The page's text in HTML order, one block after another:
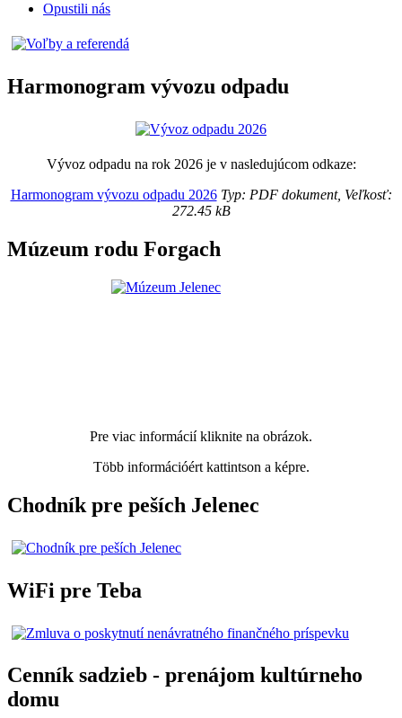
Opustili nás
Harmonogram vývozu odpadu
Vývoz odpadu na rok 2026 je v nasledujúcom odkaze:
Harmonogram vývozu odpadu 2026Typ: PDF dokument, Veľkosť:
272.45 kB
Múzeum rodu Forgach
Pre viac informácií kliknite na obrázok.
Több információért kattintson a képre.
Chodník pre peších Jelenec
WiFi pre Teba
Cenník sadzieb - prenájom kultúrneho
domu